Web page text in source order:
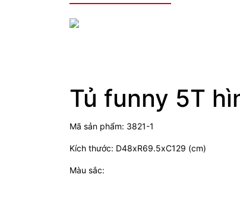
Tủ funny 5T
Mã sản phẩm: 3821-1
Kích thước: D48xR69.5xC129 (cm)
Màu sắc: